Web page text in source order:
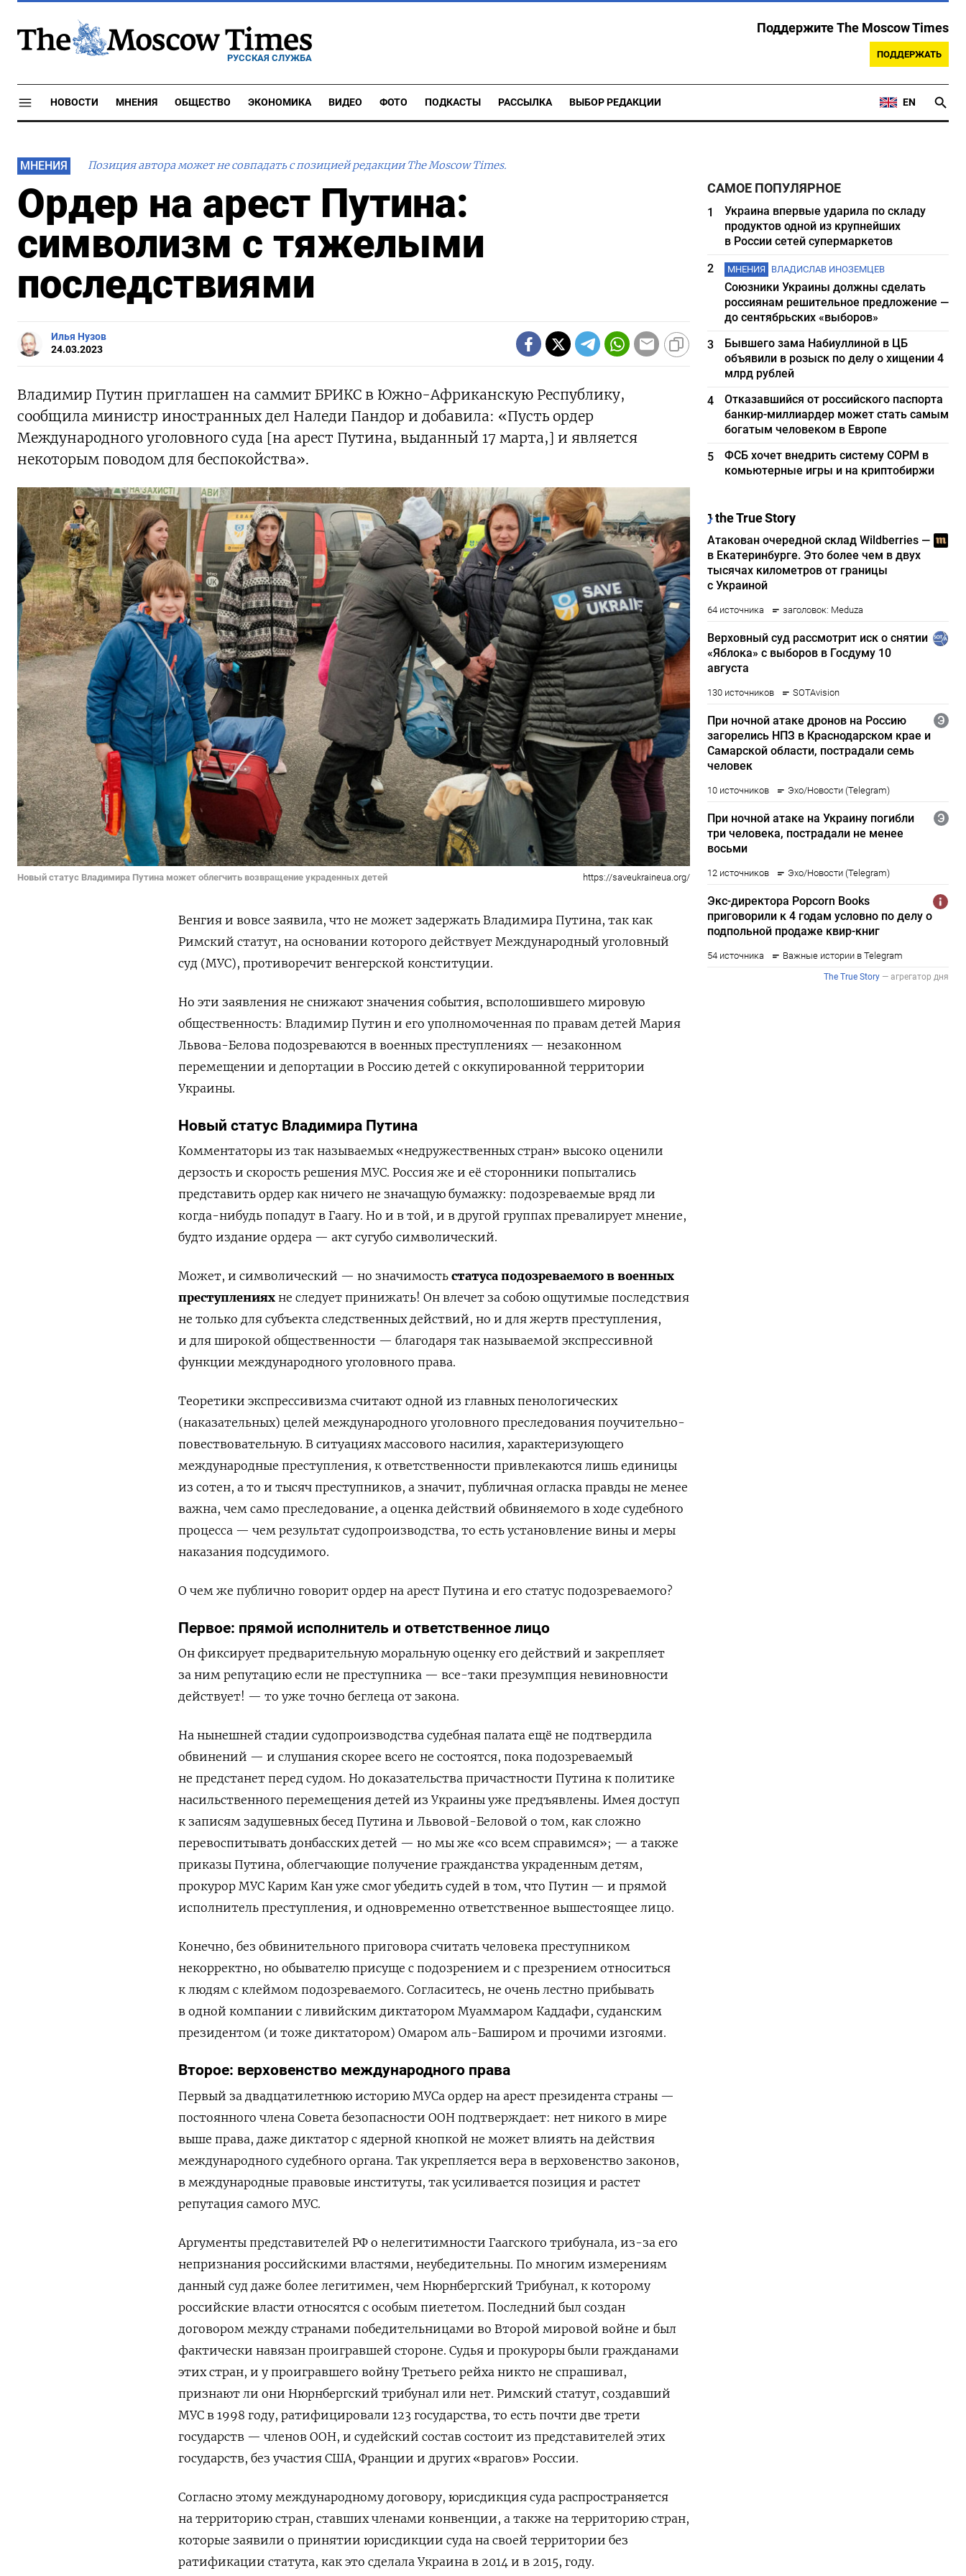
РУССКАЯ СЛУЖБА
Поддержите The Moscow Times
ПОДДЕРЖАТЬ
НОВОСТИ МНЕНИЯ ОБЩЕСТВО ЭКОНОМИКА ВИДЕО ФОТО ПОДКАСТЫ РАССЫЛКА ВЫБОР РЕДАКЦИИ EN
МНЕНИЯ Позиция автора может не совпадать с позицией редакции The Moscow Times.
Ордер на арест Путина:
символизм с тяжелыми
последствиями
Илья Нузов
24.03.2023
Владимир Путин приглашен на саммит БРИКС в Южно-Африканскую Республику,
сообщила министр иностранных дел Наледи Пандор и добавила: «Пусть ордер
Международного уголовного суда [на арест Путина, выданный 17 марта,] и является
некоторым поводом для беспокойства».
Новый статус Владимира Путина может облегчить возвращение украденных детей https://saveukraineua.org/
Венгия и вовсе заявила, что не может задержать Владимира Путина, так как
Римский статут, на основании которого действует Международный уголовный
суд (МУС), противоречит венгерской конституции.
Но эти заявления не снижают значения события, всполошившего мировую
общественность: Владимир Путин и его уполномоченная по правам детей Мария
Львова-Белова подозреваются в военных преступлениях — незаконном
перемещении и депортации в Россию детей с оккупированной территории
Украины.
Новый статус Владимира Путина
Комментаторы из так называемых «недружественных стран» высоко оценили
дерзость и скорость решения МУС. Россия же и её сторонники попытались
представить ордер как ничего не значащую бумажку: подозреваемые вряд ли
когда-нибудь попадут в Гаагу. Но и в той, и в другой группах превалирует мнение,
будто издание ордера — акт сугубо символический.
Может, и символический — но значимость статуса подозреваемого в военных
преступлениях не следует принижать! Он влечет за собою ощутимые последствия
не только для субъекта следственных действий, но и для жертв преступления,
и для широкой общественности — благодаря так называемой экспрессивной
функции международного уголовного права.
Теоретики экспрессивизма считают одной из главных пенологических
(наказательных) целей международного уголовного преследования поучительно-
повествовательную. В ситуациях массового насилия, характеризующего
международные преступления, к ответственности привлекаются лишь единицы
из сотен, а то и тысяч преступников, а значит, публичная огласка правды не менее
важна, чем само преследование, а оценка действий обвиняемого в ходе судебного
процесса — чем результат судопроизводства, то есть установление вины и меры
наказания подсудимого.
О чем же публично говорит ордер на арест Путина и его статус подозреваемого?
Первое: прямой исполнитель и ответственное лицо
Он фиксирует предварительную моральную оценку его действий и закрепляет
за ним репутацию если не преступника — все-таки презумпция невиновности
действует! — то уже точно беглеца от закона.
На нынешней стадии судопроизводства судебная палата ещё не подтвердила
обвинений — и слушания скорее всего не состоятся, пока подозреваемый
не предстанет перед судом. Но доказательства причастности Путина к политике
насильственного перемещения детей из Украины уже предъявлены. Имея доступ
к записям задушевных бесед Путина и Львовой-Беловой о том, как сложно
перевоспитывать донбасских детей — но мы же «со всем справимся»; — а также
приказы Путина, облегчающие получение гражданства украденным детям,
прокурор МУС Карим Кан уже смог убедить судей в том, что Путин — и прямой
исполнитель преступления, и одновременно ответственное вышестоящее лицо.
Конечно, без обвинительного приговора считать человека преступником
некорректно, но обывателю присуще с подозрением и с презрением относиться
к людям с клеймом подозреваемого. Согласитесь, не очень лестно прибывать
в одной компании с ливийским диктатором Муаммаром Каддафи, суданским
президентом (и тоже диктатором) Омаром аль-Баширом и прочими изгоями.
Второе: верховенство международного права
Первый за двадцатилетнюю историю МУСа ордер на арест президента страны —
постоянного члена Совета безопасности ООН подтверждает: нет никого в мире
выше права, даже диктатор с ядерной кнопкой не может влиять на действия
международного судебного органа. Так укрепляется вера в верховенство законов,
в международные правовые институты, так усиливается позиция и растет
репутация самого МУС.
Аргументы представителей РФ о нелегитимности Гаагского трибунала, из-за его
непризнания российскими властями, неубедительны. По многим измерениям
данный суд даже более легитимен, чем Нюрнбергский Трибунал, к которому
российские власти относятся с особым пиететом. Последний был создан
договором между странами победительницами во Второй мировой войне и был
фактически навязан проигравшей стороне. Судья и прокуроры были гражданами
этих стран, и у проигравшего войну Третьего рейха никто не спрашивал,
признают ли они Нюрнбергский трибунал или нет. Римский статут, создавший
МУС в 1998 году, ратифицировали 123 государства, то есть почти две трети
государств — членов ООН, и судейский состав состоит из представителей этих
государств, без участия США, Франции и других «врагов» России.
Согласно этому международному договору, юрисдикция суда распространяется
на территорию стран, ставших членами конвенции, а также на территорию стран,
которые заявили о принятии юрисдикции суда на своей территории без
ратификации статута, как это сделала Украина в 2014 и в 2015, году.
САМОЕ ПОПУЛЯРНОЕ
1
Украина впервые ударила по складу
продуктов одной из крупнейших
в России сетей супермаркетов
2
МНЕНИЯ ВЛАДИСЛАВ ИНОЗЕМЦЕВ
Союзники Украины должны сделать
россиянам решительное предложение —
до сентябрьских «выборов»
3
Бывшего зама Набиуллиной в ЦБ
объявили в розыск по делу о хищении 4
млрд рублей
4
Отказавшийся от российского паспорта
банкир-миллиардер может стать самым
богатым человеком в Европе
5
ФСБ хочет внедрить систему СОРМ в
комьютерные игры и на криптобиржи